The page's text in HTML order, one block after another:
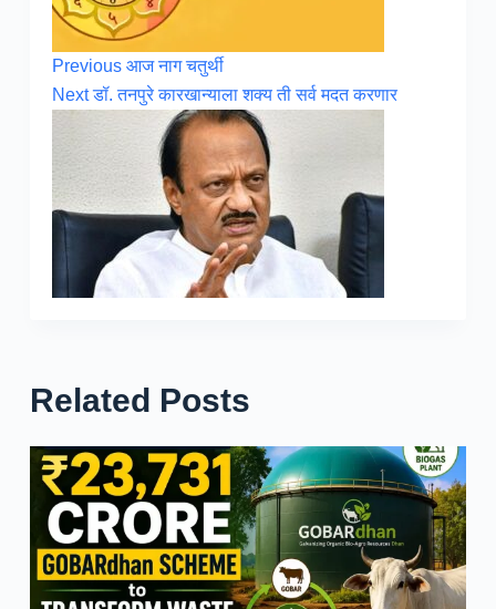
Previous आज नाग चतुर्थी
Nextडॉ. तनपुरे कारखान्याला शक्य ती सर्व मदत करणार
Related Posts